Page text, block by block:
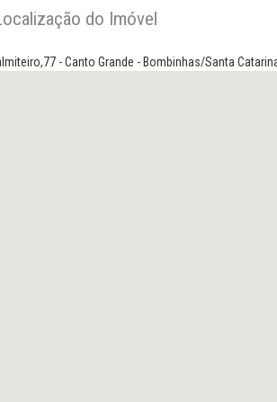
do Imóvel
- Canto Grande - Bombinhas/Santa